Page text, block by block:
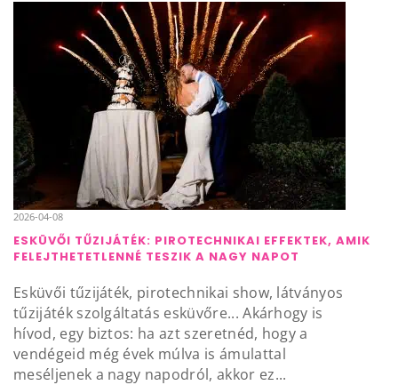
2026-04-08
ESKÜVŐI TŰZIJÁTÉK: PIROTECHNIKAI EFFEKTEK, AMIK
FELEJTHETETLENNÉ TESZIK A NAGY NAPOT
Esküvői tűzijáték, pirotechnikai show, látványos
tűzijáték szolgáltatás esküvőre... Akárhogy is
hívod, egy biztos: ha azt szeretnéd, hogy a
vendégeid még évek múlva is ámulattal
meséljenek a nagy napodról, akkor ez...